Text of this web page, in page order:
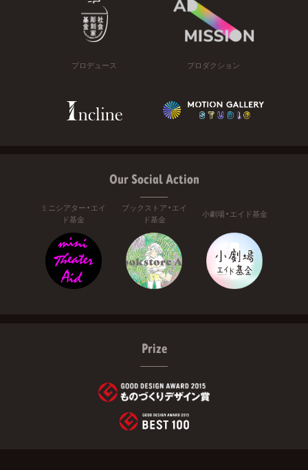
プロデュース プロダクション
Our Social Action
ミニシアター・エイ
ド基金
ブックストア・エイ
ド基金
小劇場・エイド基金
Prize